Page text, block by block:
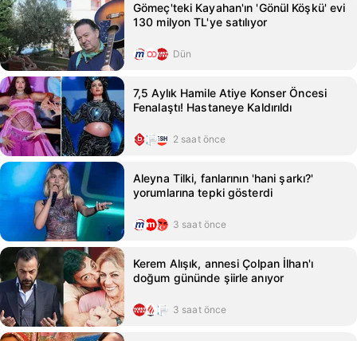
Gömeç'teki Kayahan'ın 'Gönül Köşkü' evi
130 milyon TL'ye satılıyor
Dün
7,5 Aylık Hamile Atiye Konser Öncesi
Fenalaştı! Hastaneye Kaldırıldı
2 saat önce
Aleyna Tilki, fanlarının 'hani şarkı?'
yorumlarına tepki gösterdi
3 saat önce
Kerem Alışık, annesi Çolpan İlhan'ı
doğum gününde şiirle anıyor
3 saat önce